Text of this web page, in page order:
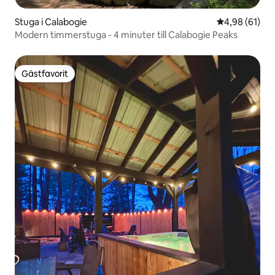
Stuga i Calabogie 4,98 av 5 i
4,98 (61)
Modern timmerstuga - 4 minuter till Calabogie Peaks
Gästfavorit
Gästfavorit